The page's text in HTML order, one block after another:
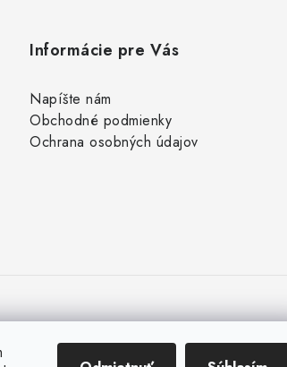
Informácie pre Vás
Napíšte nám
Obchodné podmienky
Ochrana osobných údajov